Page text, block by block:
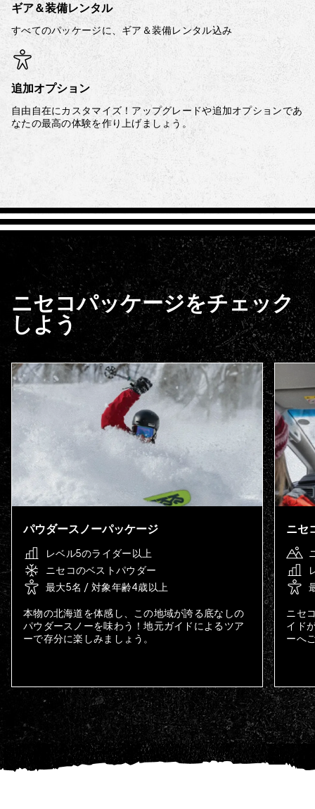
ギア＆装備レンタル
すべてのパッケージに、ギア＆装備レンタル込み
追加オプション
自由自在にカスタマイズ！アップグレードや追加オプションであ
なたの最高の体験を作り上げましょう。
ニセコパッケージをチェック
しよう
パウダースノーパッケージ
レベル5のライダー以上
ニセコのベストパウダー
最大5名 / 対象年齢4歳以上
本物の北海道を体感し、この地域が誇る底なしの
パウダースノーを味わう！地元ガイドによるツア
ーで存分に楽しみましょう。
ニセ
ニセ
イド
ーへ